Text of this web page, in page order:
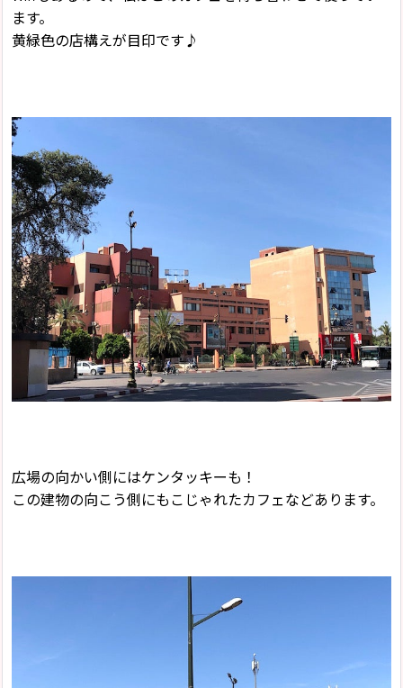
ます。
黄緑色の店構えが目印です♪
広場の向かい側にはケンタッキーも！
この建物の向こう側にもこじゃれたカフェなどあります。